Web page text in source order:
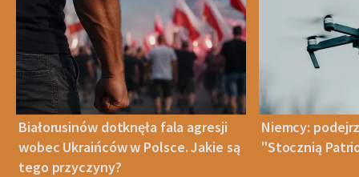
Białorusinów dotknęła fala agresji
wobec Ukraińców w Polsce. Jakie są
tego przyczyny?
Niemcy:
"Stocznią